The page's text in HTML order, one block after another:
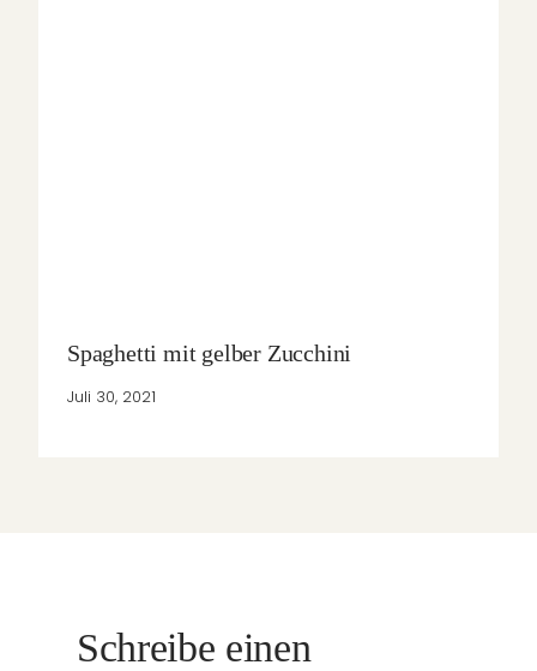
Spaghetti mit gelber Zucchini
Juli 30, 2021
Schreibe einen